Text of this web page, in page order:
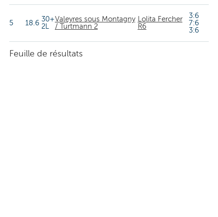
5 18.6 30+
2L
Valeyres sous Montagny
/ Turtmann 2
Lolita Fercher
R6
3:6
7:6
3:6
Feuille de résultats